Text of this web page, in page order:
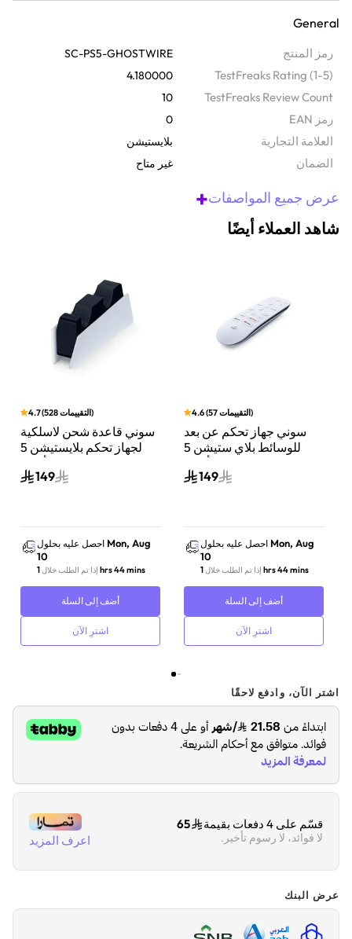
General
رمز المنتج SC-PS5-GHOSTWIRE
TestFreaks Rating (1-5)
4.180000
TestFreaks Review Count
10
رمز EAN 0
‫العلامة التجارية بلايستيشن
الضمان‬ غير متاح
عرض جميع المواصفات+
شاهد العملاء أيضًا
4.7(528التقييمات)
سوني قاعدة شحن لاسلكية
لجهاز تحكم بلايستيشن 5
دوالسينس – أبيض
149
احصل عليه بحلول Mon, Aug
10
إذا تم الطلب خلال 1 hrs 44 mins
أضف إلى السلة
اشترِ الآن
4.6(57التقييمات)
سوني جهاز تحكم عن بعد
للوسائط بلاي ستيشن 5
أبيض
149
احصل عليه بحلول Mon, Aug
10
إذا تم الطلب خلال 1 hrs 44 mins
أضف إلى السلة
اشترِ الآن
اشتر الآن، وادفع لاحقًا
قسّم على 4 دفعات بقيمة 65
لا فوائد، لا رسوم تأخير. اعرف المزيد
عرض البنك